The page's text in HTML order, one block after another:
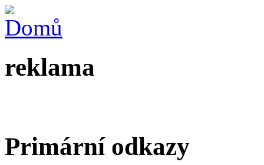
reklama
Primární odkazy